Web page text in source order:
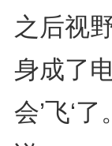
之后视
身成了
会’飞‘